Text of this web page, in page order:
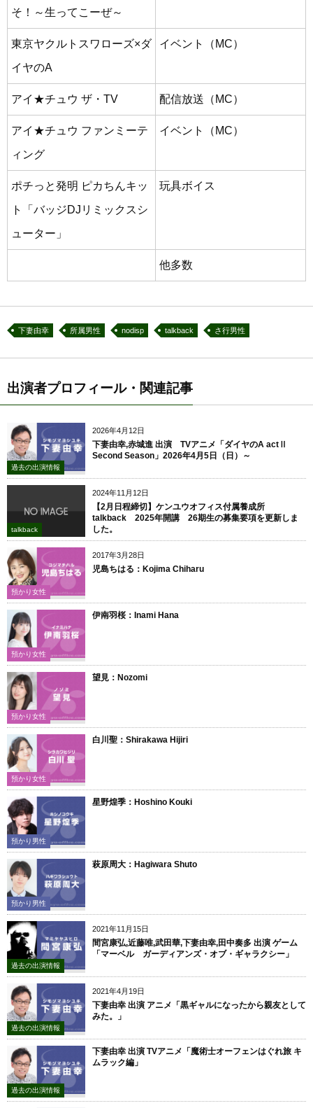
そ！～生ってこーぜ～
東京ヤクルトスワローズ×ダ
イヤのA
イベント（MC）
アイ★チュウ ザ・TV 配信放送（MC）
アイ★チュウ ファンミーテ
ィング
イベント（MC）
ポチっと発明 ピカちんキッ
ト「バッジDJリミックスシ
ューター」
玩具ボイス
他多数
下妻由幸 所属男性 nodisp talkback さ行男性
出演者プロフィール・関連記事
2026年4月12日
過去の出演情報
下妻由幸,赤城進 出演 TVアニメ「ダイヤのA actⅡ
Second Season」2026年4月5日（日）～
2024年11月12日
talkback
【2月日程締切】ケンユウオフィス付属養成所
talkback 2025年開講 26期生の募集要項を更新しま
した。
2017年3月28日
預かり女性
児島ちはる：Kojima Chiharu
預かり女性
伊南羽桜：Inami Hana
預かり女性
望見：Nozomi
預かり女性
白川聖：Shirakawa Hijiri
預かり男性
星野煌季：Hoshino Kouki
預かり男性
萩原周大：Hagiwara Shuto
2021年11月15日
過去の出演情報
間宮康弘,近藤唯,武田華,下妻由幸,田中奏多 出演 ゲーム
「マーベル ガーディアンズ・オブ・ギャラクシー」
2021年4月19日
過去の出演情報
下妻由幸 出演 アニメ「黒ギャルになったから親友として
みた。」
過去の出演情報
下妻由幸 出演 TVアニメ「魔術士オーフェンはぐれ旅 キ
ムラック編」